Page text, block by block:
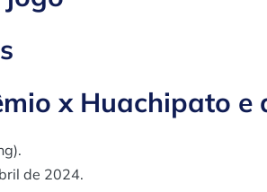
x Huachipato e
de 2024.